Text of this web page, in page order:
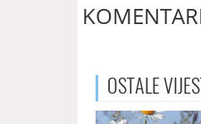
OSTALE